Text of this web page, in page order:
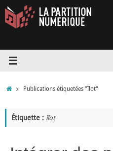
Passer
contenu
AccueilPublications étiquetées "îlot"
Étiquette : îlot